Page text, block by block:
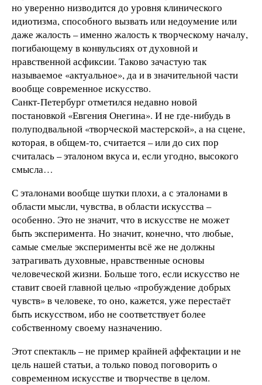
но уверенно низводится до уровня клинического
идиотизма, способного вызвать или недоумение или
даже жалость – именно жалость к творческому началу,
погибающему в конвульсиях от духовной и
нравственной асфиксии. Таково зачастую так
называемое «актуальное», да и в значительной части
вообще современное искусство.
Санкт-Петербург отметился недавно новой
постановкой «Евгения Онегина». И не где-нибудь в
полуподвальной «творческой мастерской», а на сцене,
которая, в общем-то, считается – или до сих пор
считалась – эталоном вкуса и, если угодно, высокого
смысла…
С эталонами вообще шутки плохи, а с эталонами в
области мысли, чувства, в области искусства –
особенно. Это не значит, что в искусстве не может
быть эксперимента. Но значит, конечно, что любые,
самые смелые эксперименты всё же не должны
затрагивать духовные, нравственные основы
человеческой жизни. Больше того, если искусство не
ставит своей главной целью «пробуждение добрых
чувств» в человеке, то оно, кажется, уже перестаёт
быть искусством, ибо не соответствует более
собственному своему назначению.
Этот спектакль – не пример крайней аффектации и не
цель нашей статьи, а только повод поговорить о
современном искусстве и творчестве в целом.